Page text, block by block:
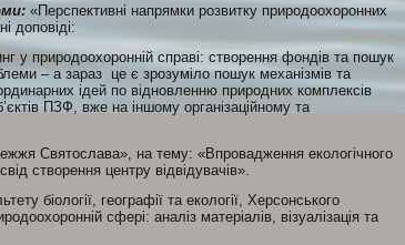
«Перспективні напрямки розвитку природоохоронних
доповіді:
у природоохоронній справі: створення фондів та пошук
– а зараз це є зрозуміло пошук механізмів та
ідей по відновленню природних комплексів
ПЗФ, вже на іншому організаційному та
Святослава», на тему: «Впровадження екологічного
створення центру відвідувачів».
біології, географії та екології, Херсонського
сфері: аналіз матеріалів, візуалізація та